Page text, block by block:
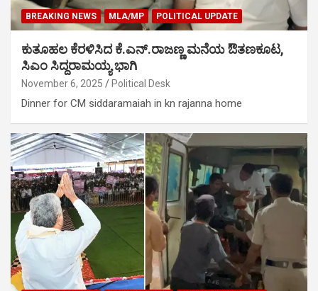
BREAKING NEWS MLA/MP POLITICAL UPDATE
ಕುತೂಹಲ ಕೆರಳಿಸಿದ ಕೆ.ಎನ್‌.ರಾಜಣ್ಣ ಮನೆಯ ಔತಣಕೂಟ,
ಸಿಎಂ ಸಿದ್ದರಾಮಯ್ಯ ಭಾಗಿ
November 6, 2025 Political Desk
Dinner for CM siddaramaiah in kn rajanna home